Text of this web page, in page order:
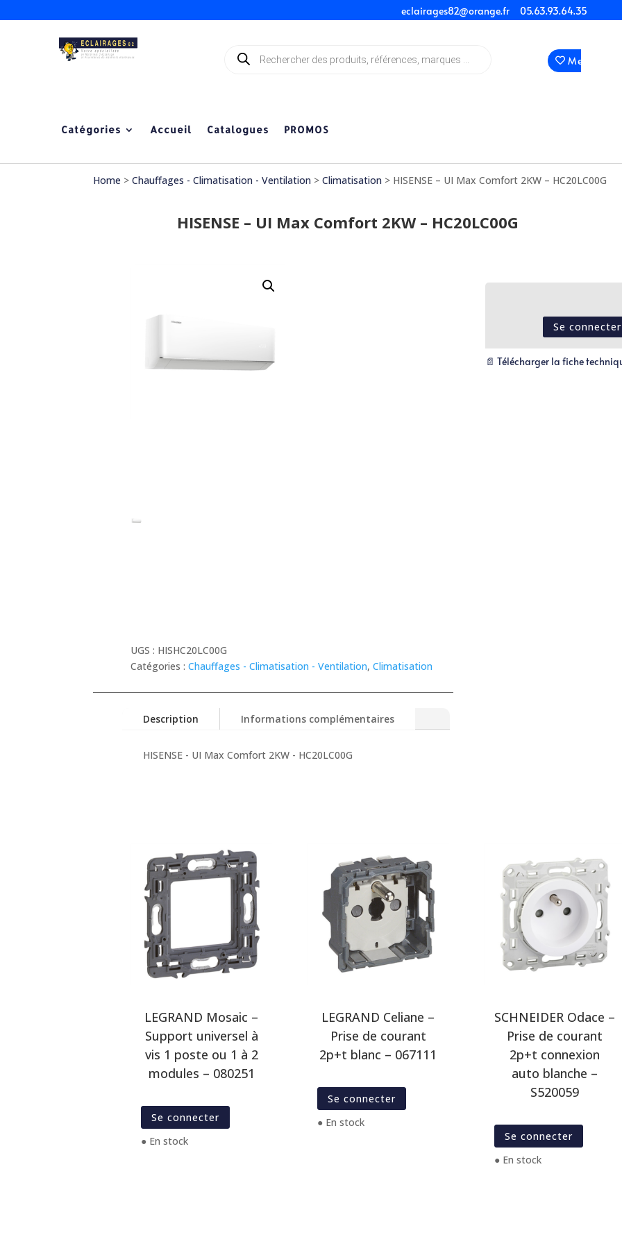
eclairages82@orange.fr 05.63.93.64.35
produits
Mes
Catégories Accueil Catalogues PROMOS
Home >Chauffages - Climatisation - Ventilation >Climatisation > HISENSE – UI Max Comfort 2KW – HC20LC00G
HISENSE – UI Max Comfort 2KW – HC20LC00G
UGS : HISHC20LC00G
Catégories :Chauffages - Climatisation - Ventilation,Climatisation
Se connecter
📄 Télécharger la fiche
Description Informations complémentaires
HISENSE - UI Max Comfort 2KW - HC20LC00G
LEGRAND Mosaic –
Support universel à
vis 1 poste ou 1 à 2
modules – 080251
Se connecter
● En stock
LEGRAND Celiane –
Prise de courant
2p+t blanc – 067111
Se connecter
● En stock
SCHNEIDER Odace –
Prise de courant
2p+t connexion
auto blanche –
S520059
Se connecter
● En stock